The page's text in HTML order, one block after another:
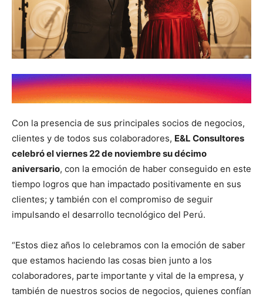
Con la presencia de sus principales socios de negocios,
clientes y de todos sus colaboradores, E&L Consultores
celebró el viernes 22 de noviembre su décimo
aniversario, con la emoción de haber conseguido en este
tiempo logros que han impactado positivamente en sus
clientes; y también con el compromiso de seguir
impulsando el desarrollo tecnológico del Perú.
“Estos diez años lo celebramos con la emoción de saber
que estamos haciendo las cosas bien junto a los
colaboradores, parte importante y vital de la empresa, y
también de nuestros socios de negocios, quienes confían